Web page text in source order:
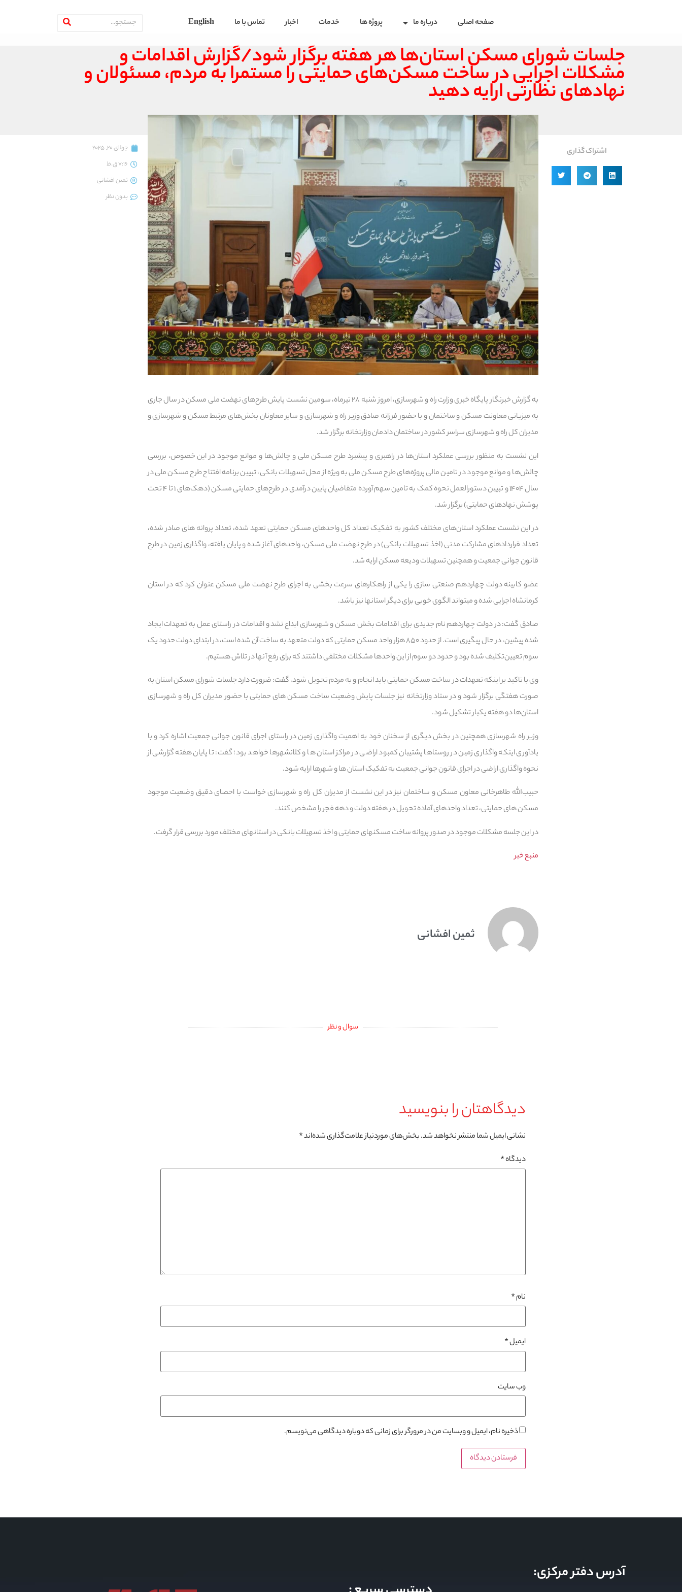
صفحه اصلی درباره ما پروژه ها خدمات اخبار تماس با ما English
جلسات شورای مسکن استان‌ها هر هفته برگزار شود/گزارش اقدامات و
مشکلات اجرایی در ساخت مسکن‌های حمایتی را مستمرا به مردم، مسئولان و
نهادهای نظارتی ارایه دهید
اشتراک گذاری
به گزارش خبرنگار پایگاه خبری وزارت راه و شهرسازی، امروز شنبه ۲۸ تیرماه، سومین نشست پایش طرح‌های نهضت ملی مسکن در سال جاری
به میزبانی معاونت مسکن و ساختمان و با حضور فرزانه صادق وزیر راه و شهرسازی و سایر معاونان بخش‌های مرتبط مسکن و شهرسازی و
مدیران کل راه و شهرسازی سراسر کشور در ساختمان دادمان وزارتخانه برگزار شد.
این نشست به منظور بررسی عملکرد استان‌ها در راهبری و پیشبرد طرح مسکن ملی و چالش‌ها و موانع موجود در این خصوص، بررسی
چالش‌ها و موانع موجود در تامین مالی پروژه‌های طرح مسکن ملی به ویژه از محل تسهیلات بانکی، تبیین برنامه افتتاح طرح مسکن ملی در
سال ۱۴۰۴ و تبیین دستورالعمل نحوه کمک به تامین سهم آورده متقاضیان پایین درآمدی در طرح‌های حمایتی مسکن (دهک‌های ۱ تا ۴ تحت
پوشش نهادهای حمایتی) برگزار شد.
در این نشست عملکرد استان‌های مختلف کشور به تفکیک تعداد کل واحدهای مسکن حمایتی تعهد شده، تعداد پروانه های صادر شده،
تعداد قراردادهای مشارکت مدنی (اخذ تسهیلات بانکی) در طرح نهضت ملی مسکن، واحدهای آغاز شده و پایان یافته، واگذاری زمین در طرح
قانون جوانی جمعیت و همچنین تسهیلات ودیعه مسکن ارایه شد.
عضو کابینه دولت چهاردهم صنعتی سازی را یکی از راهکارهای سرعت بخشی به اجرای طرح نهضت ملی مسکن عنوان کرد که در استان
کرمانشاه اجرایی شده و می‎تواند الگوی خوبی برای دیگر استانها نیز باشد.
صادق گفت: در دولت چهاردهم نام جدیدی برای اقدامات بخش مسکن و شهرسازی ابداع نشد و اقدامات در راستای عمل به تعهدات ایجاد
شده پیشین، در حال پیگیری است. از حدود ۸۵۰ هزار واحد مسکن حمایتی که دولت متعهد به ساخت آن شده است، در ابتدای دولت حدود یک
سوم تعیین‌تکلیف شده بود و حدود دو سوم از این واحدها مشکلات مختلفی داشتند که برای رفع آنها در تلاش هستیم.
وی با تاکید بر اینکه تعهدات در ساخت مسکن حمایتی باید انجام و به مردم تحویل شود، گفت: ضرورت دارد جلسات شورای مسکن استان به
صورت هفتگی برگزار شود و در ستاد وزارتخانه نیز جلسات پایش وضعیت ساخت مسکن های حمایتی با حضور مدیران کل راه و شهرسازی
استان‌ها دو هفته یکبار تشکیل شود.
وزیر راه شهرسازی همچنین در بخش دیگری از سخنان خود به اهمیت واگذاری زمین در راستای اجرای قانون جوانی جمعیت اشاره کرد و با
یادآوری اینکه واگذاری زمین در روستاها پشتیبان کمبود اراضی در مراکز استان ها و کلانشهرها خواهد بود؛ گفت: تا پایان هفته گزارشی از
نحوه واگذاری اراضی در اجرای قانون جوانی جمعیت به تفکیک استان ها و شهرها ارایه شود.
حبیب‌الله طاهرخانی معاون مسکن و ساختمان نیز در این نشست از مدیران کل راه و شهرسازی خواست با احصای دقیق وضعیت موجود
مسکن های حمایتی، تعداد واحدهای آماده تحویل در هفته دولت و دهه فجر را مشخص کنند.
در این جلسه مشکلات موجود در صدور پروانه ساخت مسکن‎های حمایتی و اخذ تسهیلات بانکی در استانهای مختلف مورد بررسی قرار گرفت.
منبع خبر
ثمین افشانی
سوال و نظر
دیدگاهتان را بنویسید
نشانی ایمیل شما منتشر نخواهد شد.بخش‌های موردنیاز علامت‌گذاری شده‌اند*
دیدگاه*
نام*
ایمیل*
وب‌ سایت
ذخیره نام، ایمیل و وبسایت من در مرورگر برای زمانی که دوباره دیدگاهی می‌نویسم.
جولای 20, 2025
7:16 ق.ظ
ثمین افشانی
بدون نظر
آدرس دفتر مرکزی: